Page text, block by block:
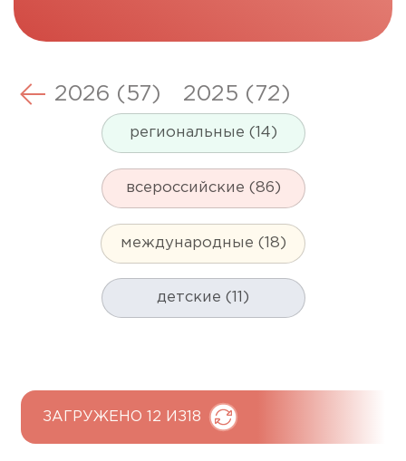
2025 (72)
2026 (57)
региональные (14)
всероссийские (86)
международные (18)
детские (11)
ЗАГРУЖЕНО 12 ИЗ18